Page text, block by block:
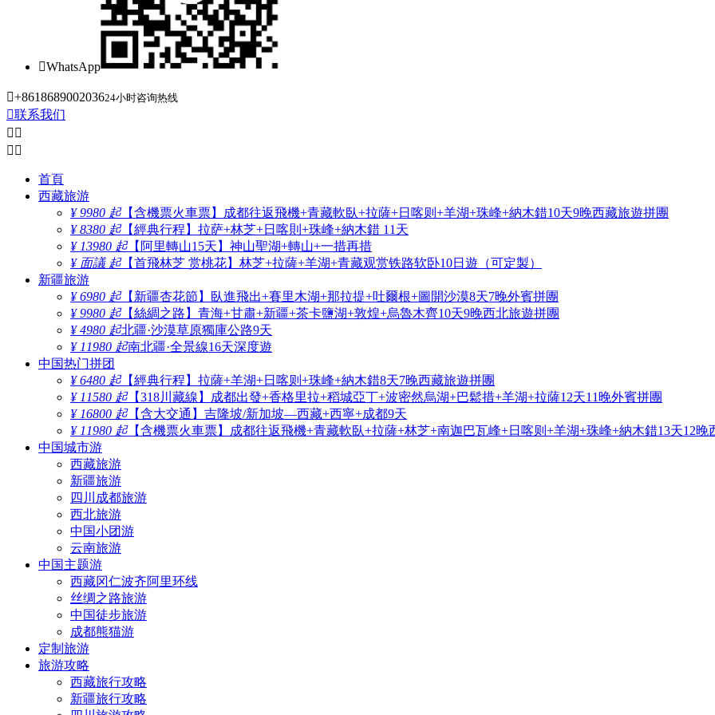
WhatsApp
+861868900203624小时咨询热线
联系我们
 
 
首頁
西藏旅游
¥ 9980 起【含機票火車票】成都往返飛機+青藏軟臥+拉薩+日喀则+羊湖+珠峰+納木錯10天9晚西藏旅遊拼團
¥ 8380 起【經典行程】拉萨+林芝+日喀則+珠峰+納木錯 11天
¥ 13980 起【阿里轉山15天】神山聖湖+轉山+一措再措
¥ 面議 起【首飛林芝 赏桃花】林芝+拉薩+羊湖+青藏观赏铁路软卧10日遊（可定製）
新疆旅游
¥ 6980 起【新疆杏花節】臥進飛出+賽里木湖+那拉提+吐爾根+圖開沙漠8天7晚外賓拼團
¥ 9980 起【絲綢之路】青海+甘肅+新疆+茶卡鹽湖+敦煌+烏魯木齊10天9晚西北旅遊拼團
¥ 4980 起北疆·沙漠草原獨庫公路9天
¥ 11980 起南北疆·全景線16天深度遊
中国热门拼团
¥ 6480 起【經典行程】拉薩+羊湖+日喀则+珠峰+納木錯8天7晚西藏旅遊拼團
¥ 11580 起【318川藏線】成都出發+香格里拉+稻城亞丁+波密然烏湖+巴鬆措+羊湖+拉薩12天11晚外賓拼團
¥ 16800 起【含大交通】吉隆坡/新加坡—西藏+西寧+成都9天
¥ 11980 起【含機票火車票】成都往返飛機+青藏軟臥+拉薩+林芝+南迦巴瓦峰+日喀则+羊湖+珠峰+納木錯13天12晚
中国城市游
西藏旅游
新疆旅游
四川成都旅游
西北旅游
中国小团游
云南旅游
中国主题游
西藏冈仁波齐阿里环线
丝绸之路旅游
中国徒步旅游
成都熊猫游
定制旅游
旅游攻略
西藏旅行攻略
新疆旅行攻略